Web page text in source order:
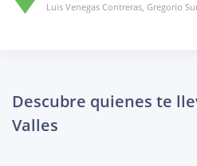
Luis Venegas Contreras, Gregorio
Descubre quienes te
Valles